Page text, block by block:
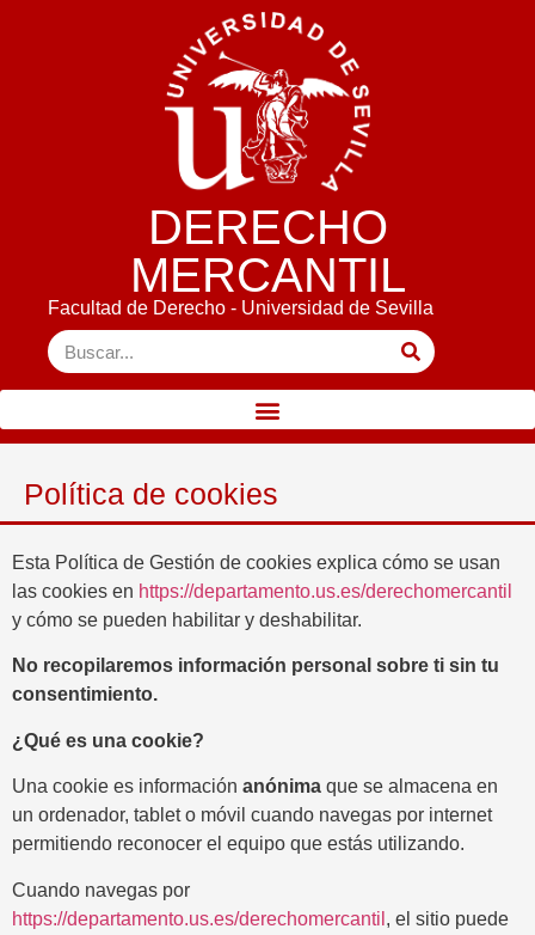
DERECHO
MERCANTIL
Facultad de Derecho - Universidad de Sevilla
Política de cookies
Esta Política de Gestión de cookies explica cómo se usan
las cookies en https://departamento.us.es/derechomercantil
y cómo se pueden habilitar y deshabilitar.
No recopilaremos información personal sobre ti sin tu
consentimiento.
¿Qué es una cookie?
Una cookie es información anónima que se almacena en
un ordenador, tablet o móvil cuando navegas por internet
permitiendo reconocer el equipo que estás utilizando.
Cuando navegas por
https://departamento.us.es/derechomercantil , el sitio puede